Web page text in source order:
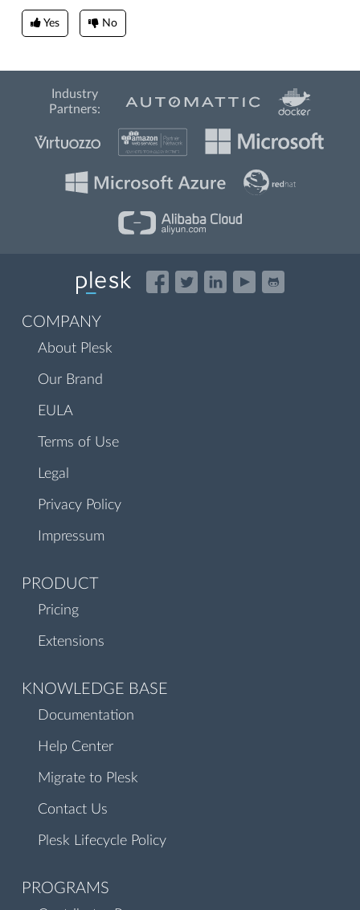
Yes No
Industry
Partners:
COMPANY
About Plesk
Our Brand
EULA
Terms of Use
Legal
Privacy Policy
Impressum
PRODUCT
Pricing
Extensions
KNOWLEDGE BASE
Documentation
Help Center
Migrate to Plesk
Contact Us
Plesk Lifecycle Policy
PROGRAMS